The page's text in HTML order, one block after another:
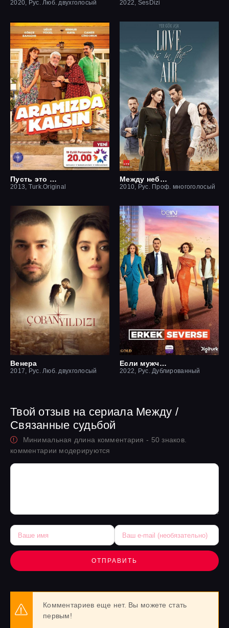
2020, Рус. Люб. двухголосый 2022, SesDizi
Пусть это останется между нами
2013, Turk.Original
Между небом и землей / Небесная любовь
2010, Рус. Проф. многоголосый
Венера
2017, Рус. Люб. двухголосый
Если мужчина влюблен
2022, Рус. Дублированный
Твой отзыв на сериала Между /
Связанные судьбой
Минимальная длина комментария - 50 знаков.
комментарии модерируются
ОТПРАВИТЬ
Комментариев еще нет. Вы можете стать
первым!